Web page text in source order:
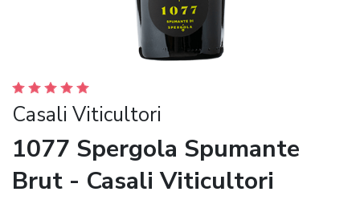
Casali Viticultori
1077 Spergola Spumante
Brut - Casali Viticultori